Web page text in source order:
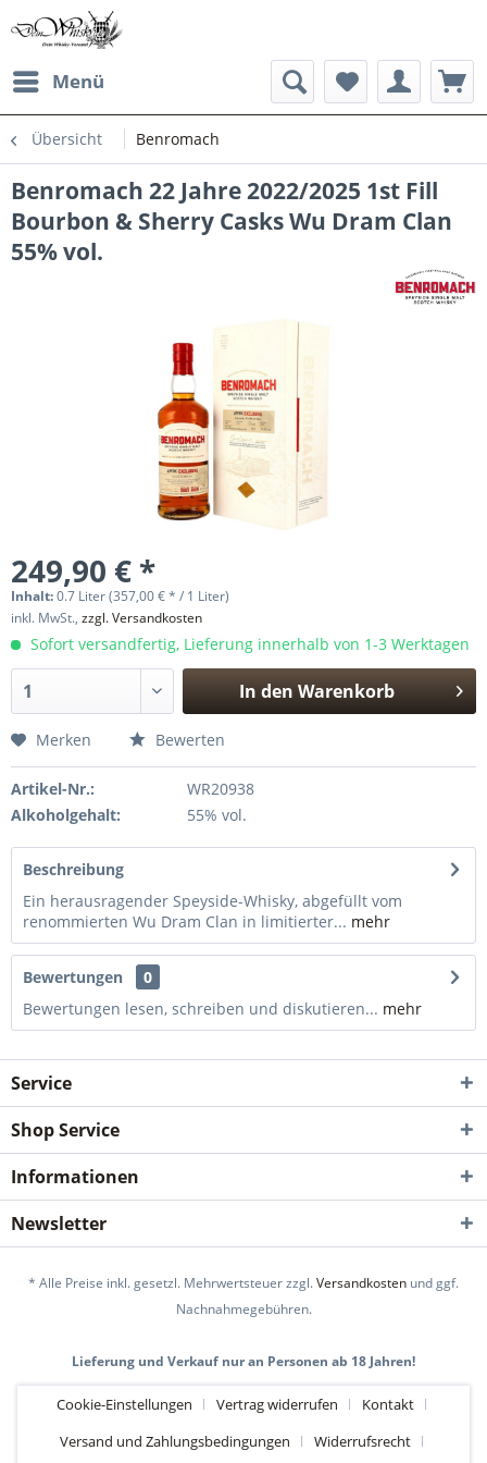
Menü
Übersicht Benromach
Benromach 22 Jahre 2022/2025 1st Fill
Bourbon & Sherry Casks Wu Dram Clan
55% vol.
249,90 € *
Inhalt:0.7 Liter (357,00 € * / 1 Liter)
inkl. MwSt., zzgl. Versandkosten
Sofort versandfertig, Lieferung innerhalb von 1-3 Werktagen
In den Warenkorb
Merken Bewerten
Artikel-Nr.:
WR20938
Alkoholgehalt:
55% vol.
Beschreibung
Ein herausragender Speyside-Whisky, abgefüllt vom
renommierten Wu Dram Clan in limitierter... mehr
Bewertungen
0
Bewertungen lesen, schreiben und diskutieren... mehr
Service
Shop Service
Informationen
Newsletter
* Alle Preise inkl. gesetzl. Mehrwertsteuer zzgl.Versandkosten und ggf.
Nachnahmegebühren.
Lieferung und Verkauf nur an Personen ab 18 Jahren!
Cookie-Einstellungen Vertrag widerrufen
Kontakt
Versand und Zahlungsbedingungen
Widerrufsrecht